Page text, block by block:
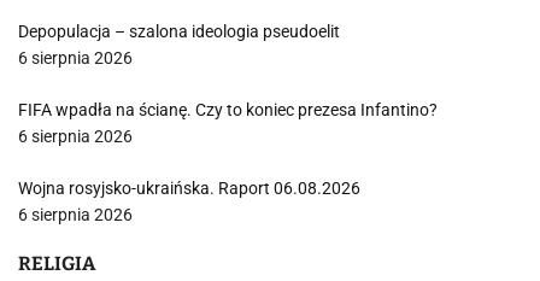
Depopulacja – szalona ideologia pseudoelit
6 sierpnia 2026
FIFA wpadła na ścianę. Czy to koniec prezesa Infantino?
6 sierpnia 2026
Wojna rosyjsko-ukraińska. Raport 06.08.2026
6 sierpnia 2026
RELIGIA